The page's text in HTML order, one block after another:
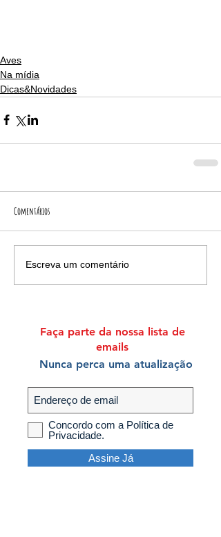
Aves
Na mídia
Dicas&Novidades
Comentários
Escreva um comentário
Faça parte da nossa lista de
emails
Nunca perca uma atualização
Concordo com a Política de
Privacidade.
Assine Já